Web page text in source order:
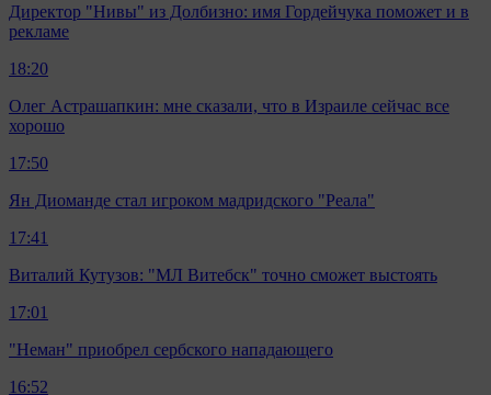
Директор "Нивы" из Долбизно: имя Гордейчука поможет и в
рекламе
18:20
Олег Астрашапкин: мне сказали, что в Израиле сейчас все
хорошо
17:50
Ян Диоманде стал игроком мадридского "Реала"
17:41
Виталий Кутузов: "МЛ Витебск" точно сможет выстоять
17:01
"Неман" приобрел сербского нападающего
16:52